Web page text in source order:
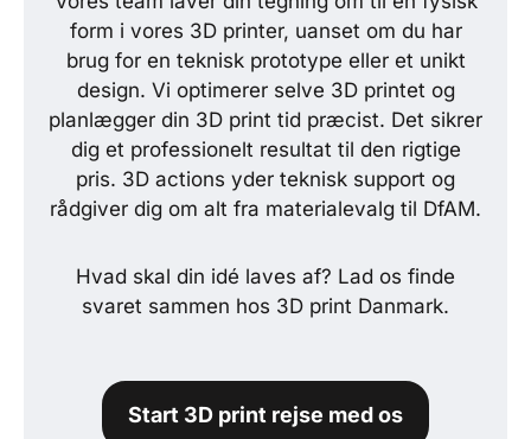
form i vores 3D printer, uanset om du har
brug for en teknisk prototype eller et unikt
design. Vi optimerer selve 3D printet og
planlægger din 3D print tid præcist. Det sikrer
dig et professionelt resultat til den rigtige
pris. 3D actions yder teknisk support og
rådgiver dig om alt fra materialevalg til DfAM.
Hvad skal din idé laves af? Lad os finde
svaret sammen hos 3D print Danmark.
Start 3D print rejse med os